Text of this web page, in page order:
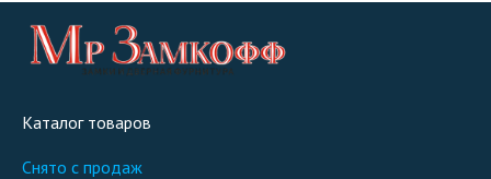
Каталог товаров
снято с продаж